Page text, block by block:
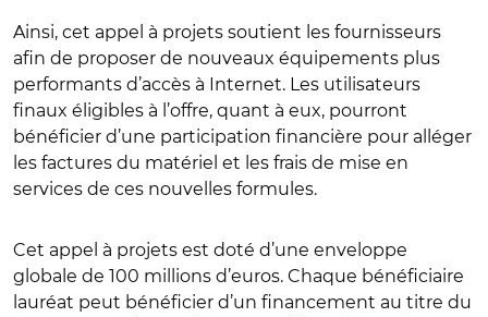
Ainsi, cet appel à projets soutient les fournisseurs
afin de proposer de nouveaux équipements plus
performants d’accès à Internet. Les utilisateurs
finaux éligibles à l’offre, quant à eux, pourront
bénéficier d’une participation financière pour alléger
les factures du matériel et les frais de mise en
services de ces nouvelles formules.
Cet appel à projets est doté d’une enveloppe
globale de 100 millions d’euros. Chaque bénéficiaire
lauréat peut bénéficier d’un financement au titre du